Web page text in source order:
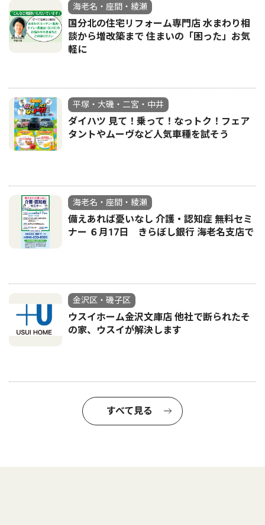
海老名・座間・綾瀬
国分北の住宅リフォーム専門店 水まわり相
談から増改築まで 住まいの「困った」お気
軽に
平塚・大磯・二宮・中井
ダイハツ 見て！乗って！なっトク！フェア
タントやムーヴなど人気車種を試そう
海老名・座間・綾瀬
備えあれば憂いなし 介護・認知症 無料セミ
ナー ６月17日 きらぼし銀行 海老名支店で
金沢区・磯子区
ウスイホーム金沢文庫店 他社で断られたそ
の家、ウスイが解決します
すべて見る